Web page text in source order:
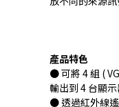
產品特色
● 可將 4 組 (
輸出到 4 台顯
● 透過紅外線